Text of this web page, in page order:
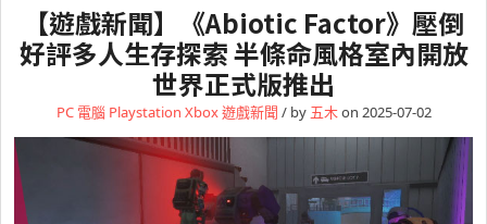
【遊戲新聞】《Abiotic Factor》壓倒
好評多人生存探索 半條命風格室內開放
世界正式版推出
PC 電腦 Playstation Xbox遊戲新聞 / by 五木on 2025-07-02